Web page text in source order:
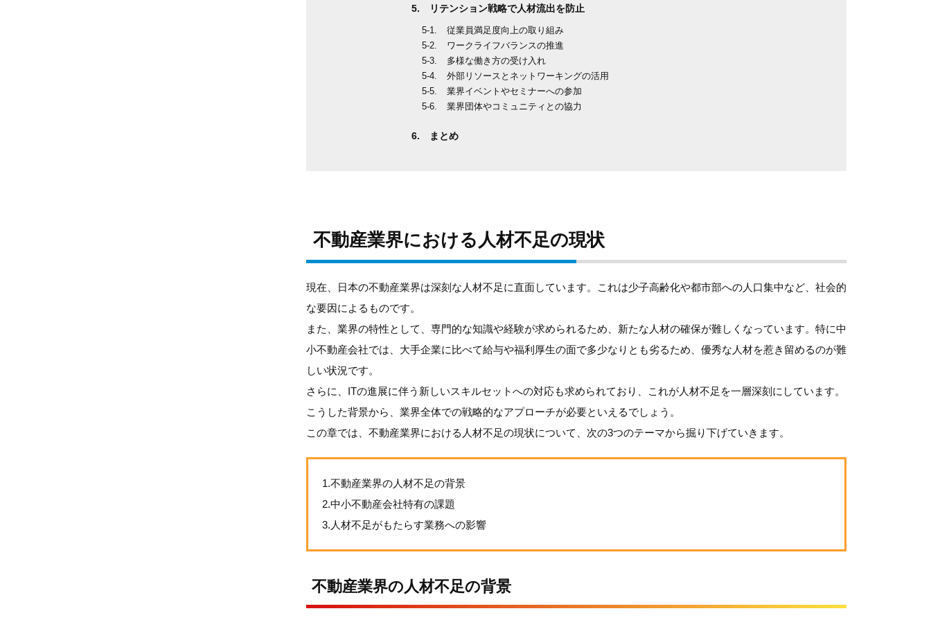
リテンション戦略で人材流出を防止
従業員満足度向上の取り組み
ワークライフバランスの推進
多様な働き方の受け入れ
外部リソースとネットワーキングの活用
業界イベントやセミナーへの参加
業界団体やコミュニティとの協力
まとめ
不動産業界における人材不足の現状
現在、日本の不動産業界は深刻な人材不足に直面しています。これは少子高齢化や都市部への人口集中など、社会的
な要因によるものです。
また、業界の特性として、専門的な知識や経験が求められるため、新たな人材の確保が難しくなっています。特に中
小不動産会社では、大手企業に比べて給与や福利厚生の面で多少なりとも劣るため、優秀な人材を惹き留めるのが難
しい状況です。
さらに、ITの進展に伴う新しいスキルセットへの対応も求められており、これが人材不足を一層深刻にしています。
こうした背景から、業界全体での戦略的なアプローチが必要といえるでしょう。
この章では、不動産業界における人材不足の現状について、次の3つのテーマから掘り下げていきます。
1.不動産業界の人材不足の背景
2.中小不動産会社特有の課題
3.人材不足がもたらす業務への影響
不動産業界の人材不足の背景